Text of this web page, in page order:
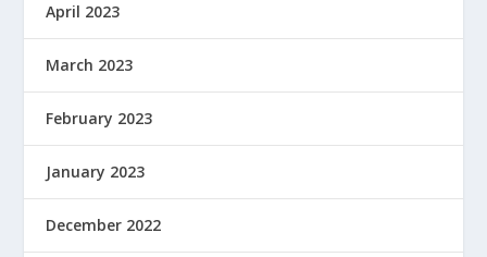
April 2023
March 2023
February 2023
January 2023
December 2022